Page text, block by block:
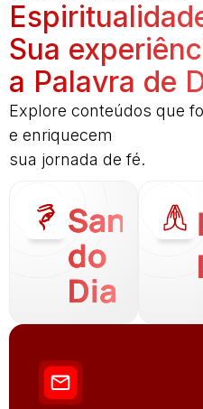
Sua
a Palavra de
Explore conteúdos que
e enriquecem
sua jornada de fé.
Santo
do
Dia